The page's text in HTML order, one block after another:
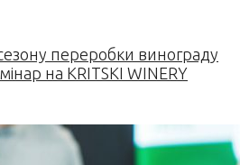
переробки винограду
на KRITSKI WINERY